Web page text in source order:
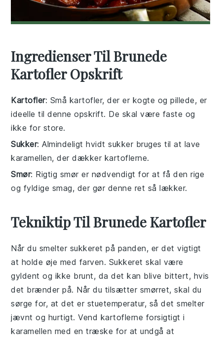
Ingredienser Til Brunede
Kartofler Opskrift
Kartofler: Små kartofler, der er kogte og pillede, er
ideelle til denne opskrift. De skal være faste og
ikke for store.
Sukker: Almindeligt hvidt sukker bruges til at lave
karamellen, der dækker kartoflerne.
Smør: Rigtig smør er nødvendigt for at få den rige
og fyldige smag, der gør denne ret så lækker.
Tekniktip Til Brunede Kartofler
Når du smelter sukkeret på panden, er det vigtigt
at holde øje med farven. Sukkeret skal være
gyldent og ikke brunt, da det kan blive bittert, hvis
det brænder på. Når du tilsætter smørret, skal du
sørge for, at det er stuetemperatur, så det smelter
jævnt og hurtigt. Vend kartoflerne forsigtigt i
karamellen med entræske for at undgå at